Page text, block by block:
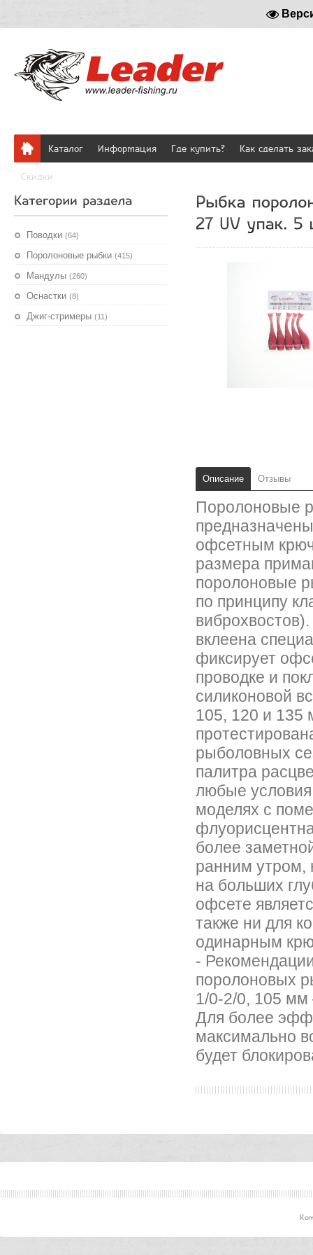
Каталог Информация Где купить? Как сделать
Скидки
Поводки (64)
Поролоновые рыбки (415)
Мандулы (260)
Оснастки (8)
Джиг-стримеры (11)
Описание Отзывы
Поролоновые
офсетным
размера
поролоновые
по принципу
вклеена
фиксирует
проводке и
силиконовой
105, 120 и 135
рыболовных
палитра
любые
моделях с
более
ранним утром,
на больших
офсете
также ни для
одинарным
-
поролоновых
1/0-2/0, 105
Для более
максимально
будет